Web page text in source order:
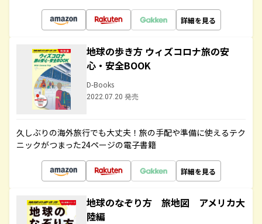
詳細を見る
地球の歩き方 ウィズコロナ旅の安
心・安全BOOK
D-Books
2022.07.20 発売
久しぶりの海外旅行でも大丈夫！旅の手配や準備に使えるテク
ニックがつまった24ページの電子書籍
詳細を見る
地球のなぞり方 旅地図 アメリカ大
陸編